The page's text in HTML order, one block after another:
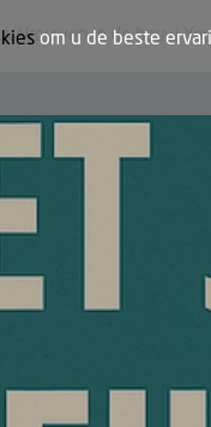
Vrouwen in de bouw
om u de beste